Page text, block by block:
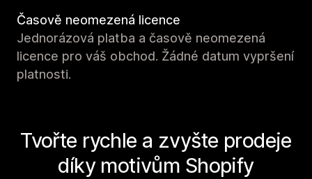
Časově neomezená licence
Jednorázová platba a časově neomezená
licence pro váš obchod. Žádné datum vypršení
platnosti.
Tvořte rychle a zvyšte prodeje
díky motivům Shopify